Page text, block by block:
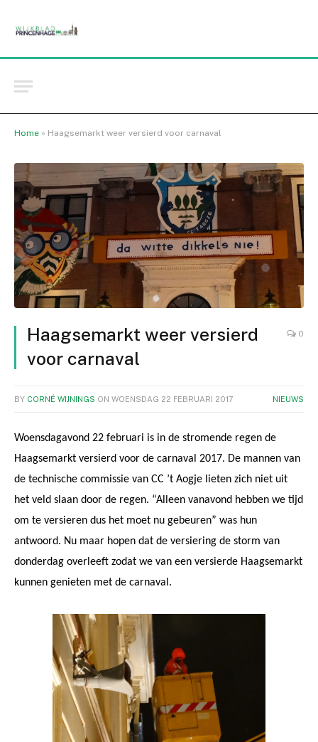
Home » Haagsemarkt weer versierd voor carnaval
Haagsemarkt weer versierd
voor carnaval
0
BY CORNÉ WIJNINGS ON WOENSDAG 22 FEBRUARI 2017 NIEUWS
Woensdagavond 22 februari is in de stromende regen de
Haagsemarkt versierd voor de carnaval 2017. De mannen van
de technische commissie van CC ’t Aogje lieten zich niet uit
het veld slaan door de regen. “Alleen vanavond hebben we tijd
om te versieren dus het moet nu gebeuren” was hun
antwoord. Nu maar hopen dat de versiering de storm van
donderdag overleeft zodat we van een versierde Haagsemarkt
kunnen genieten met de carnaval.